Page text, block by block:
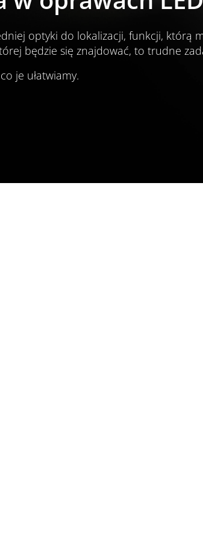
optyki do lokalizacji, funkcji, którą
będzie się znajdować, to trudne
je ułatwiamy.